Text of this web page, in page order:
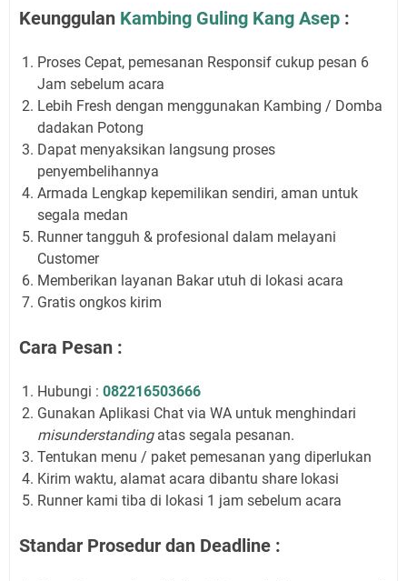
Keunggulan Kambing Guling Kang Asep :
Proses Cepat, pemesanan Responsif cukup pesan 6
Jam sebelum acara
Lebih Fresh dengan menggunakan Kambing / Domba
dadakan Potong
Dapat menyaksikan langsung proses
penyembelihannya
Armada Lengkap kepemilikan sendiri, aman untuk
segala medan
Runner tangguh & profesional dalam melayani
Customer
Memberikan layanan Bakar utuh di lokasi acara
Gratis ongkos kirim
Cara Pesan :
Hubungi : 082216503666
Gunakan Aplikasi Chat via WA untuk menghindari
misunderstanding atas segala pesanan.
Tentukan menu / paket pemesanan yang diperlukan
Kirim waktu, alamat acara dibantu share lokasi
Runner kami tiba di lokasi 1 jam sebelum acara
Standar Prosedur dan Deadline :